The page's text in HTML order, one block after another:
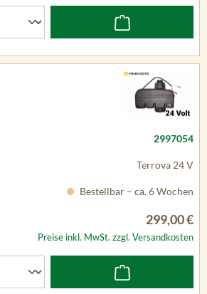
2997054
Terrova 24 V
Bestellbar – ca. 6 Wochen
299,00 €
Preise inkl. MwSt. zzgl. Versandkosten